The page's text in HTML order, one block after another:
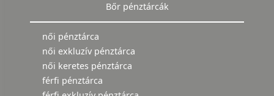
Bőr pénztárcák
női pénztárca
női exkluzív pénztárca
női keretes pénztárca
férfi pénztárca